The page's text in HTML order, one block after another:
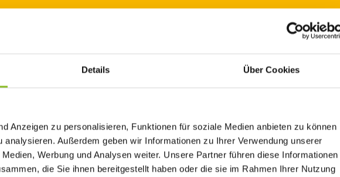
Details Über Cookies
Anzeigen zu personalisieren, Funktionen für soziale Medien anbieten zu können
analysieren. Außerdem geben wir Informationen zu Ihrer Verwendung unserer
Werbung und Analysen weiter. Unsere Partner führen diese Informationen
die Sie ihnen bereitgestellt haben oder die sie im Rahmen Ihrer Nutzung
Pandemie.
A-6820
T0043 5522
F 0043 5522
E-Mail an